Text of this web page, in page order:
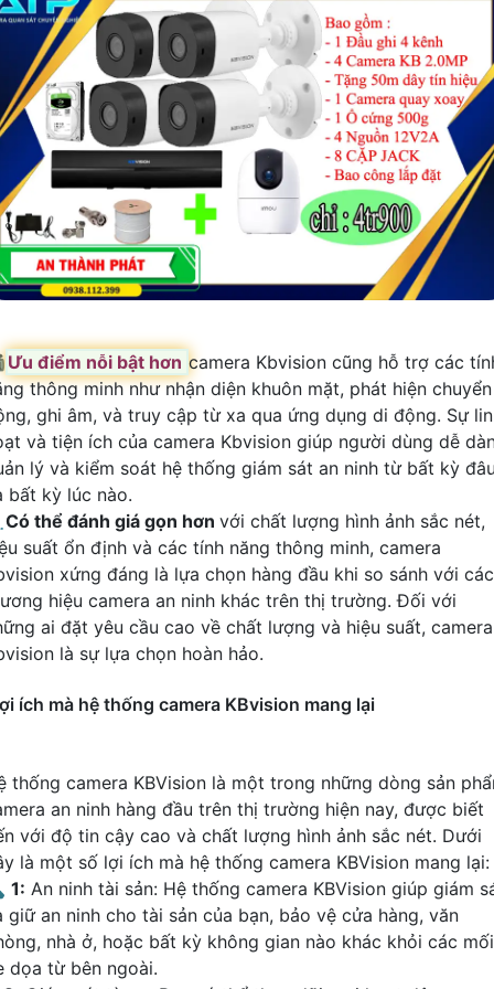
Ưu điểm nỗi bật hơn camera Kbvision cũng hỗ trợ các
thông minh như nhận diện khuôn mặt, phát hiện chuyển
ghi âm, và truy cập từ xa qua ứng dụng di động. Sự
và tiện ích của camera Kbvision giúp người dùng dễ
lý và kiểm soát hệ thống giám sát an ninh từ bất kỳ
bất kỳ lúc nào.
Có thể đánh giá gọn hơn với chất lượng hình ảnh sắc nét,
suất ổn định và các tính năng thông minh, camera
xứng đáng là lựa chọn hàng đầu khi so sánh với các
hiệu camera an ninh khác trên thị trường. Đối với
ai đặt yêu cầu cao về chất lượng và hiệu suất, camera
là sự lựa chọn hoàn hảo.
ích mà hệ thống camera KBvision mang lại
thống camera KBVision là một trong những dòng sản
an ninh hàng đầu trên thị trường hiện nay, được biết
với độ tin cậy cao và chất lượng hình ảnh sắc nét. Dưới
là một số lợi ích mà hệ thống camera KBVision mang lại:
1: An ninh tài sản: Hệ thống camera KBVision giúp giám
giữ an ninh cho tài sản của bạn, bảo vệ cửa hàng, văn
nhà ở, hoặc bất kỳ không gian nào khác khỏi các mối
dọa từ bên ngoài.